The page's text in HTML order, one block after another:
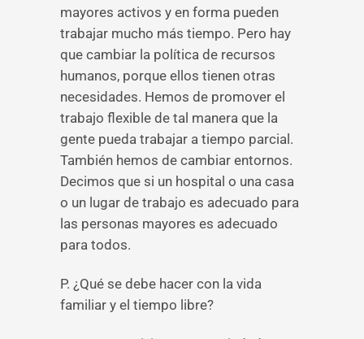
mayores activos y en forma pueden
trabajar mucho más tiempo. Pero hay
que cambiar la política de recursos
humanos, porque ellos tienen otras
necesidades. Hemos de promover el
trabajo flexible de tal manera que la
gente pueda trabajar a tiempo parcial.
También hemos de cambiar entornos.
Decimos que si un hospital o una casa
o un lugar de trabajo es adecuado para
las personas mayores es adecuado
para todos.
P. ¿Qué se debe hacer con la vida
familiar y el tiempo libre?